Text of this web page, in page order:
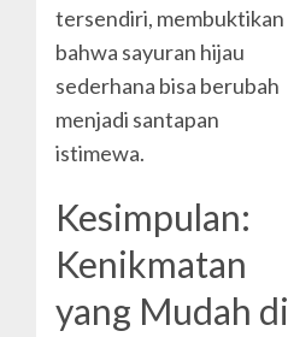
tersendiri, membuktikan
bahwa sayuran hijau
sederhana bisa berubah
menjadi santapan
istimewa.
Kesimpulan:
Kenikmatan
yang Mudah di